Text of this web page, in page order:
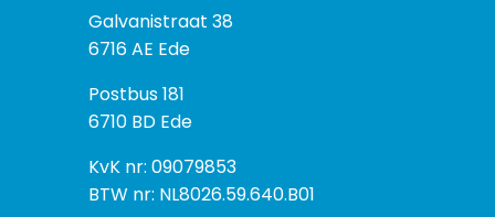
B
e
o
e
k
a
Galvanistraat 38
6716 AE Ede
P
o
t
a
Postbus 181
6710 BD Ede
I
n
KvK nr: 09079853
BTW nr: NL8026.59.640.B01